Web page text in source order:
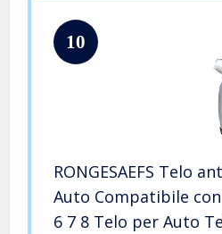
10
RONGESAEFS Telo
Auto Compatibile
6 7 8 Telo per Auto